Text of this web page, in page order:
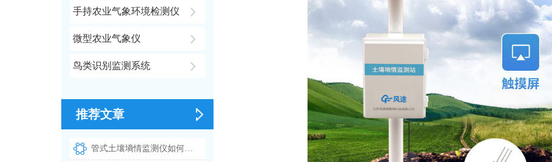
手持农业气象环境检测仪
微型农业气象仪
鸟类识别监测系统
推荐文章
管式土壤墒情监测仪如何实现多深度土壤温湿度同步测量